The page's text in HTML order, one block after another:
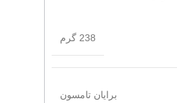
238 گرم
برایان تامسون